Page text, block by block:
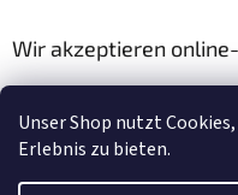
Unser Shop nutzt
Erlebnis zu bieten.
Wir akzeptieren